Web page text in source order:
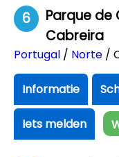
6
Parque
Cabreira
Portugal / Norte /
Informatie
Iets melden